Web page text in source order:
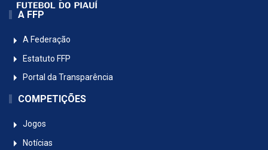
A FFP
A Federação
Estatuto FFP
Portal da Transparência
COMPETIÇÕES
Jogos
Notícias